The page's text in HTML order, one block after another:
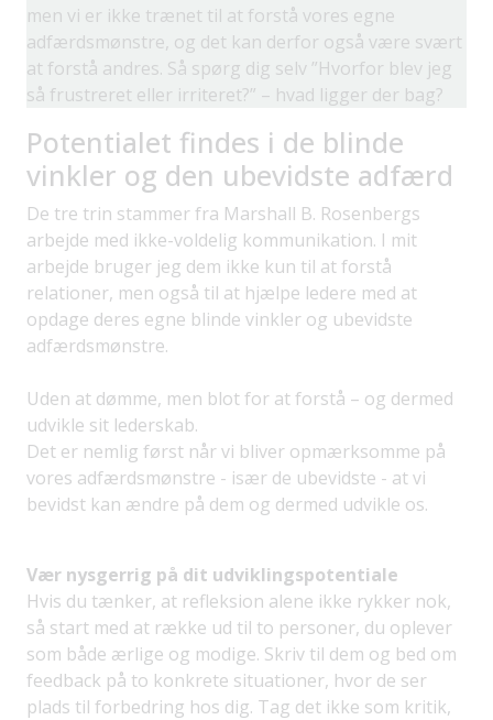
men vi er ikke trænet til at forstå vores egne
adfærdsmønstre, og det kan derfor også være svært
at forstå andres. Så spørg dig selv ”Hvorfor blev jeg
så frustreret eller irriteret?” – hvad ligger der bag?
Potentialet findes i de blinde
vinkler og den ubevidste adfærd
De tre trin stammer fra Marshall B. Rosenbergs
arbejde med ikke-voldelig kommunikation. I mit
arbejde bruger jeg dem ikke kun til at forstå
relationer, men også til at hjælpe ledere med at
opdage deres egne blinde vinkler og ubevidste
adfærdsmønstre.
Uden at dømme, men blot for at forstå – og dermed
udvikle sit lederskab.
Det er nemlig først når vi bliver opmærksomme på
vores adfærdsmønstre - især de ubevidste - at vi
bevidst kan ændre på dem og dermed udvikle os.
Vær nysgerrig på dit udviklingspotentiale
Hvis du tænker, at refleksion alene ikke rykker nok,
så start med at række ud til to personer, du oplever
som både ærlige og modige. Skriv til dem og bed om
feedback på to konkrete situationer, hvor de ser
plads til forbedring hos dig. Tag det ikke som kritik,